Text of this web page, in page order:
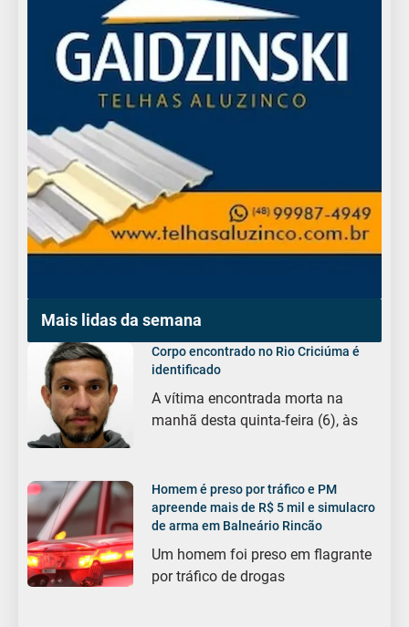
Mais lidas da semana
Corpo encontrado no Rio Criciúma é
identificado
A vítima encontrada morta na
manhã desta quinta-feira (6), às
Homem é preso por tráfico e PM
apreende mais de R$ 5 mil e simulacro
de arma em Balneário Rincão
Um homem foi preso em flagrante
por tráfico de drogas